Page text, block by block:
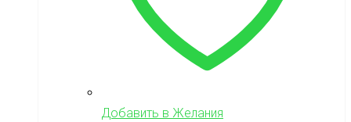
Добавить в Желания